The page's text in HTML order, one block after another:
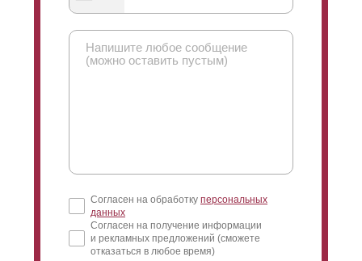
нахлеста есть, ведь в первую очередь он влияет на
угол обзора вашего участка и дома. Когда смотрят
снаружи, то взгляд модно направить только вверх. И
вот тут как раз регулируется угол, чем больше
полностью закрыть обзор участка. Но, иногда есть
это достигается путем увеличения нахлеста.
Согласен на обработку персональных
данных
Согласен на получение информации
и рекламных предложений (сможете
отказаться в любое время)